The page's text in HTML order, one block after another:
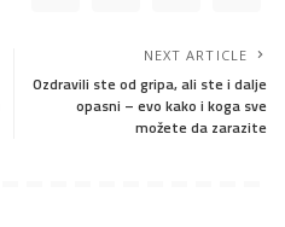
NEXT ARTICLE
Ozdravili ste od gripa, ali ste i dalje
opasni – evo kako i koga sve
možete da zarazite